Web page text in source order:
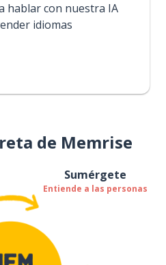
hablar con nuestra IA
idiomas
de Memrise
Sumérgete
Entiende a las personas